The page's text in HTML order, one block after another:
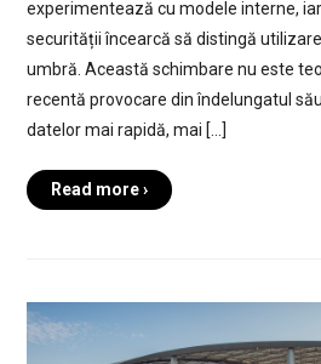
experimentează cu modele interne,
securității încearcă să distingă
umbră. Această schimbare nu este
recentă provocare din îndelungatul
datelor mai rapidă, mai […]
Read more ›